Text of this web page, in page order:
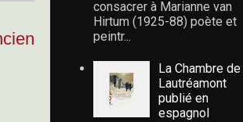
consacrer à Marianne van
Hirtum (1925-88) poète et
peintr...
La Chambre de
Lautréamont
publié en
espagnol